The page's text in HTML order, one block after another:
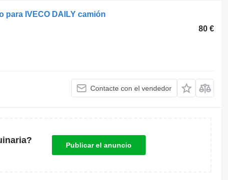
para IVECO DAILY camión
80 €
Contacte con el vendedor
Publicar el anuncio